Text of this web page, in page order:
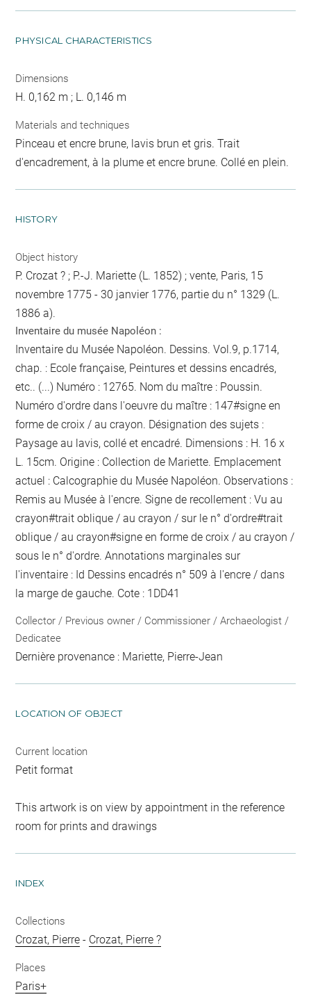
PHYSICAL CHARACTERISTICS
Dimensions
H. 0,162 m ; L. 0,146 m
Materials and techniques
Pinceau et encre brune, lavis brun et gris. Trait
d'encadrement, à la plume et encre brune. Collé en plein.
HISTORY
Object history
P. Crozat ? ; P.-J. Mariette (L. 1852) ; vente, Paris, 15
novembre 1775 - 30 janvier 1776, partie du n° 1329 (L.
1886 a).
Inventaire du musée Napoléon :
Inventaire du Musée Napoléon. Dessins. Vol.9, p.1714,
chap. : Ecole française, Peintures et dessins encadrés,
etc.. (...) Numéro : 12765. Nom du maître : Poussin.
Numéro d'ordre dans l'oeuvre du maître : 147#signe en
forme de croix / au crayon. Désignation des sujets :
Paysage au lavis, collé et encadré. Dimensions : H. 16 x
L. 15cm. Origine : Collection de Mariette. Emplacement
actuel : Calcographie du Musée Napoléon. Observations :
Remis au Musée à l'encre. Signe de recollement :Vu au
crayon#trait oblique / au crayon / sur le n° d'ordre#trait
oblique / au crayon#signe en forme de croix / au crayon /
sous le n° d'ordre. Annotations marginales sur
l'inventaire : Id Dessins encadrés n° 509 à l'encre / dans
la marge de gauche. Cote : 1DD41
Collector / Previous owner / Commissioner / Archaeologist /
Dedicatee
Dernière provenance : Mariette, Pierre-Jean
LOCATION OF OBJECT
Current location
Petit format
This artwork is on view by appointment in the reference
room for prints and drawings
INDEX
Collections
Crozat, Pierre - Crozat, Pierre ?
Places
Paris+